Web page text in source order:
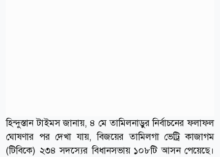
হিন্দুস্তান টাইমস জানায়, ৪ মে তামিলনাড়ুর নির্বাচনের ফলাফল
ঘোষণার পর দেখা যায়, বিজয়ের তামিলগা ভেট্রি কাজাগম
(টিবিকে) ২৩৪ সদস্যের বিধানসভায় ১০৮টি আসন পেয়েছে।